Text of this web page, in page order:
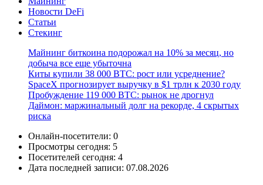
Новости DeFi
Статьи
Стекинг
Майнинг биткоина подорожал на 10% за месяц, но
добыча все еще убыточна
Киты купили 38 000 BTC: рост или усреднение?
SpaceX прогнозирует выручку в $1 трлн к 2030 году
Пробуждение 119 000 BTC: рынок не дрогнул
Даймон: маржинальный долг на рекорде, 4 скрытых
риска
Онлайн-посетители: 0
Просмотры сегодня: 5
Посетителей сегодня: 4
Дата последней записи: 07.08.2026